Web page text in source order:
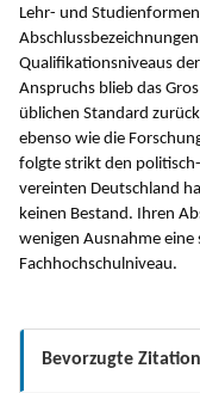
Lehr- und
Qualifikationsniveaus
Anspruchs blieb das
üblichen Standard
ebenso wie die
folgte strikt den
vereinten Deutschland
keinen Bestand. Ihren
wenigen Ausnahme
Fachhochschulniveau.
Bevorzugte